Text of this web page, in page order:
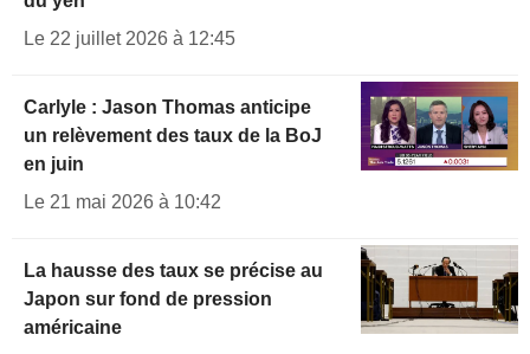
Le 22 juillet 2026 à 12:45
Carlyle : Jason Thomas anticipe
un relèvement des taux de la BoJ
en juin
Le 21 mai 2026 à 10:42
La hausse des taux se précise au
Japon sur fond de pression
américaine